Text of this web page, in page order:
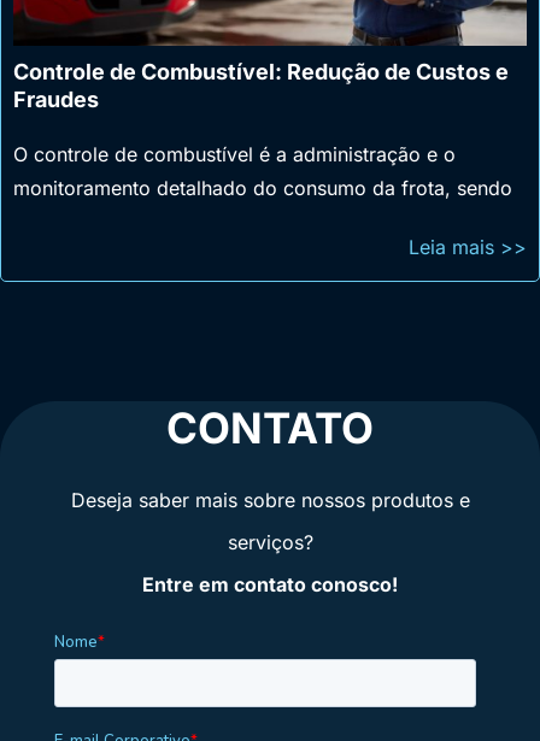
Controle de Combustível: Redução de Custos e
Fraudes
O controle de combustível é a administração e o
monitoramento detalhado do consumo da frota, sendo
Leia mais >>
CONTATO
Deseja saber mais sobre nossos produtos e
serviços?
Entre em contato conosco!